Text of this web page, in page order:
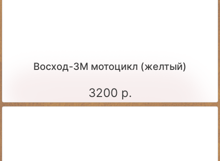
Восход-3М мотоцикл (желтый)
3200 р.